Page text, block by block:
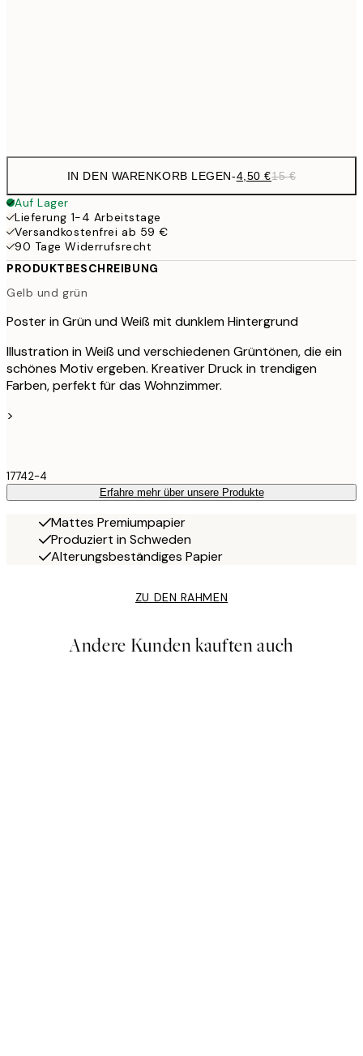
IN DEN WARENKORB LEGEN-4,50 €15 €
Auf Lager
Lieferung 1-4 Arbeitstage
Versandkostenfrei ab 59 €
90 Tage Widerrufsrecht
PRODUKTBESCHREIBUNG
Gelb und grün
Poster in Grün und Weiß mit dunklem Hintergrund
Illustration in Weiß und verschiedenen Grüntönen, die ein
schönes Motiv ergeben. Kreativer Druck in trendigen
Farben, perfekt für das Wohnzimmer.
>
17742-4
Erfahre mehr über unsere Produkte
Mattes Premiumpapier
Produziert in Schweden
Alterungsbeständiges Papier
ZU DEN RAHMEN
Andere Kunden kauften auch